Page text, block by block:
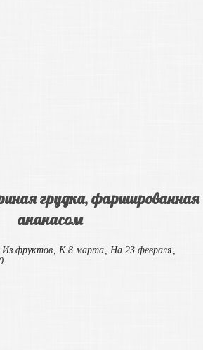
грудка, фаршированная
ананасом
Из фруктов, К 8 марта, На 23 февраля ,